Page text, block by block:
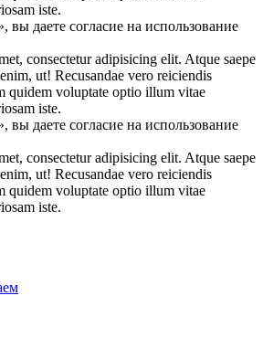
iste.
вы даете согласие на использование
consectetur adipisicing elit. Atque saepe
ut! Recusandae vero reiciendis
quidem voluptate optio illum vitae
iste.
вы даете согласие на использование
consectetur adipisicing elit. Atque saepe
ut! Recusandae vero reiciendis
quidem voluptate optio illum vitae
iste.